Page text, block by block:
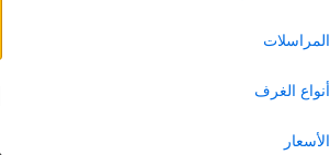
المراسلات
أنواع الغرف
الأسعار